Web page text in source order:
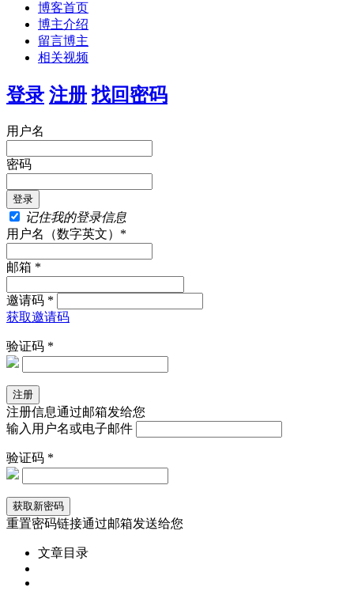
博客首页
博主介绍
留言博主
相关视频
登录 注册 找回密码
用户名
密码
记住我的登录信息
用户名（数字英文）*
邮箱 *
邀请码 *
获取邀请码
验证码 *
注册信息通过邮箱发给您
输入用户名或电子邮件
验证码 *
重置密码链接通过邮箱发送给您
文章目录